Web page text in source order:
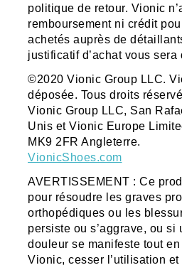
politique de retour. Vionic
remboursement ni crédit
achetés auprès de
justificatif d’achat vous sera
©2020 Vionic Group LLC.
déposée. Tous droits
Vionic Group LLC, San
Unis et Vionic Europe
MK9 2FR Angleterre.
VionicShoes.com
AVERTISSEMENT : Ce
pour résoudre les graves
orthopédiques ou les
persiste ou s’aggrave, ou si
douleur se manifeste tout
Vionic, cesser l’utilisation et